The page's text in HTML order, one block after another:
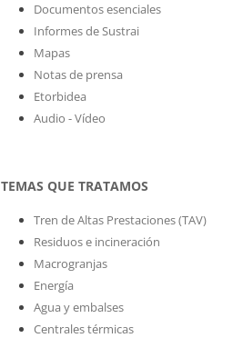
Documentos esenciales
Informes de Sustrai
Mapas
Notas de prensa
Etorbidea
Audio - Vídeo
TEMAS QUE TRATAMOS
Tren de Altas Prestaciones (TAV)
Residuos e incineración
Macrogranjas
Energía
Agua y embalses
Centrales térmicas